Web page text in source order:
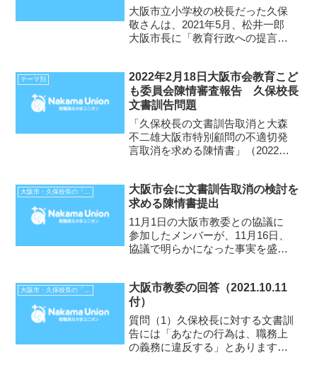
Public Schools? （公立学校を
支配しているのは誰ですか？）
大阪市立小学校の校長だった久保
敬さんは、2021年5月、松井一郎
大阪市長に「教育行政への提言
それを理由として、同年8月、「文
書訓告」を受けましたが、国内支
援者・海外教育学者の声を...
テーマ別
2022年2月18日大阪市会教育こど
も委員会陳情審査報告 久保校長
文書訓告問題
「久保校長の文書訓告取消と大森
不二雄大阪市特別顧問の不適切発
言取消を求める陳情書」（2022年
市の学校教育を考えるうえで、久
保敬校長の提言・文書訓告と大森
不二雄大阪市特別顧問の不...
大阪市・久保校長の「提言」
大阪市会に文書訓告取消の検討を
求める陳情書提出
11月1日の大阪市教委との協議に
参加したメンバーが、11月16日、
協議で明らかになった事実を盛り
こども委員会は12月1日（水）で
す。教育こども委員会所属各派委
員には、久保校長に対す...
大阪市・久保校長の「提言」
大阪市教委の回答（2021.10.11
付）
質問（1）久保校長に対する文書訓
告には「あなたの行為は、職務上
の義務に違反する」とあります